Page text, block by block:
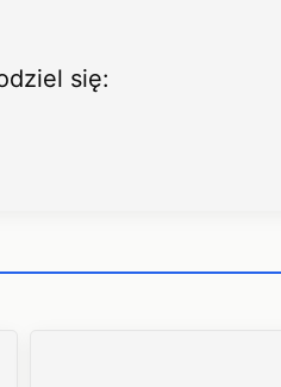
się: